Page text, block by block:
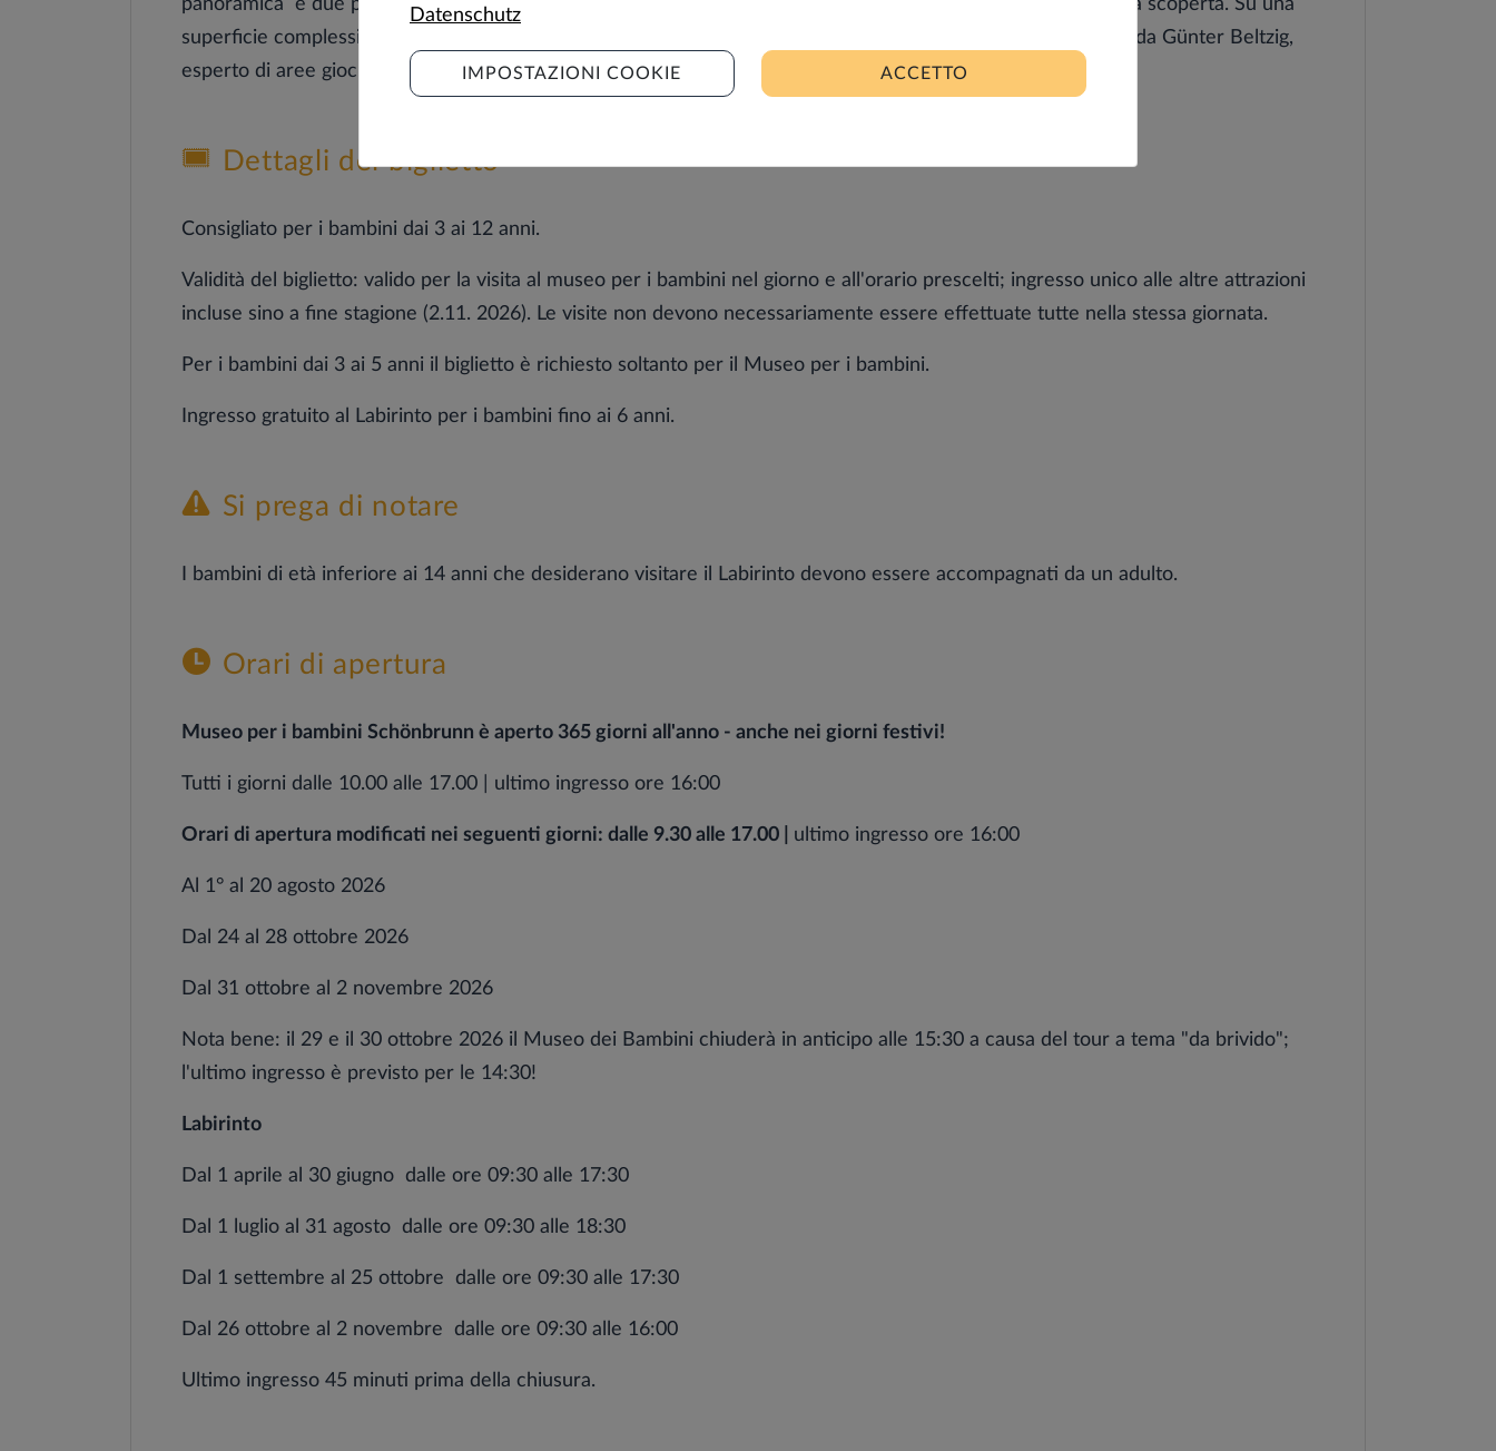
panoramica e due pietre dell'armonia fonte d'energia. Ricostruito secondi progetti storici, il Dedalo invita alla scoperta. Su una
superficie complessiva di 2.700 m² ci sono tanti giochi divertenti da provare, per grandi e piccini. Progettato da Günter Beltzig,
esperto di aree giochi, il Labyrinthikon è un'area giochi attrezzata per sperimentare e scatenarsi, dedicata a.
Dettagli del biglietto
Consigliato per i bambini dai 3 ai 12 anni.
Validità del biglietto: valido per la visita al museo per i bambini nel giorno e all'orario prescelti; ingresso unico alle altre attrazioni
incluse sino a fine stagione (2.11. 2026). Le visite non devono necessariamente essere effettuate tutte nella stessa giornata.
Per i bambini dai 3 ai 5 anni il biglietto è richiesto soltanto per il Museo per i bambini.
Ingresso gratuito al Labirinto per i bambini fino ai 6 anni.
Si prega di notare
I bambini di età inferiore ai 14 anni che desiderano visitare il Labirinto devono essere accompagnati da un adulto.
Orari di apertura
Museo per i bambini Schönbrunn è aperto 365 giorni all'anno - anche nei giorni festivi!
Tutti i giorni dalle 10.00 alle 17.00 | ultimo ingresso ore 16:00
Orari di apertura modificati nei seguenti giorni: dalle 9.30 alle 17.00 | ultimo ingresso ore 16:00
Al 1° al 20 agosto 2026
Dal 24 al 28 ottobre 2026
Dal 31 ottobre al 2 novembre 2026
Nota bene: il 29 e il 30 ottobre 2026 il Museo dei Bambini chiuderà in anticipo alle 15:30 a causa del tour a tema "da brivido";
l'ultimo ingresso è previsto per le 14:30!
Labirinto
Dal 1 aprile al 30 giugno dalle ore 09:30 alle 17:30
Dal 1 luglio al 31 agosto dalle ore 09:30 alle 18:30
Dal 1 settembre al 25 ottobre dalle ore 09:30 alle 17:30
Dal 26 ottobre al 2 novembre dalle ore 09:30 alle 16:00
Ultimo ingresso 45 minuti prima della chiusura.
Datenschutz
IMPOSTAZIONI COOKIE ACCETTO